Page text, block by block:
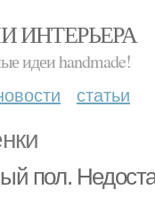
ИНТЕРЬЕРА
идеи handmade!
статьи
пол.